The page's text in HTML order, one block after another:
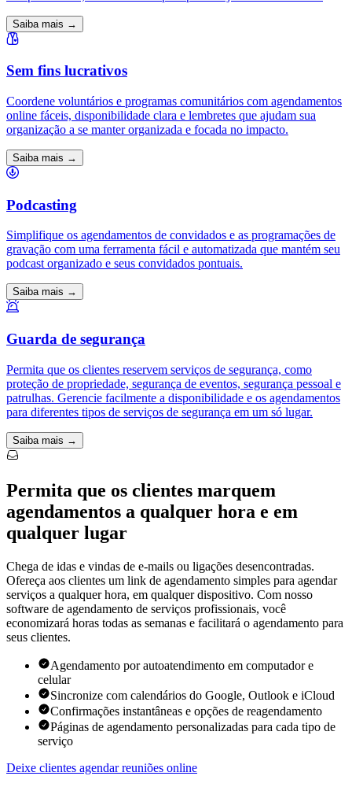
Saiba mais →
Sem fins lucrativos
Coordene voluntários e programas comunitários com agendamentos
online fáceis, disponibilidade clara e lembretes que ajudam sua
organização a se manter organizada e focada no impacto.
Saiba mais →
Podcasting
Simplifique os agendamentos de convidados e as programações de
gravação com uma ferramenta fácil e automatizada que mantém seu
podcast organizado e seus convidados pontuais.
Saiba mais →
Guarda de segurança
Permita que os clientes reservem serviços de segurança, como
proteção de propriedade, segurança de eventos, segurança pessoal e
patrulhas. Gerencie facilmente a disponibilidade e os agendamentos
para diferentes tipos de serviços de segurança em um só lugar.
Saiba mais →
Permita que os clientes marquem
agendamentos a qualquer hora e em
qualquer lugar
Chega de idas e vindas de e-mails ou ligações desencontradas.
Ofereça aos clientes um link de agendamento simples para agendar
serviços a qualquer hora, em qualquer dispositivo. Com nosso
software de agendamento de serviços profissionais, você
economizará horas todas as semanas e facilitará o agendamento para
seus clientes.
Agendamento por autoatendimento em computador e
celular
Sincronize com calendários do Google, Outlook e iCloud
Confirmações instantâneas e opções de reagendamento
Páginas de agendamento personalizadas para cada tipo de
serviço
Deixe clientes agendar reuniões online